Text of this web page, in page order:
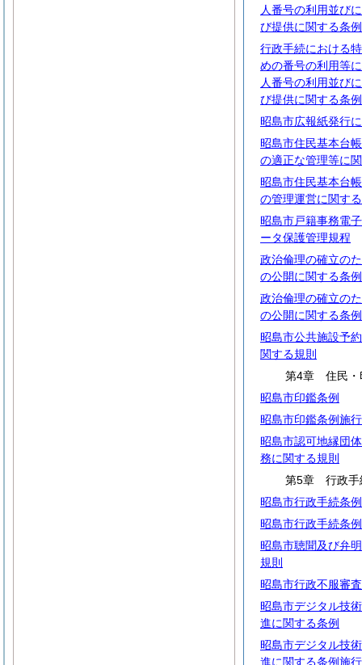
人番号の利用並び
び提供に関する条例
行政手続における
めの番号の利用等
人番号の利用並び
び提供に関する条
昭島市広報紙発行
昭島市住民基本台
の適正な管理等に
昭島市住民基本台
の管理運営に関す
昭島市戸籍事務電
ータ保護管理規程
政治倫理の確立の
の公開に関する条例
政治倫理の確立の
の公開に関する条
昭島市公共施設予
関する規則
第4章 住民・
昭島市印鑑条例
昭島市印鑑条例施
昭島市認可地縁団
務に関する規則
第5章 行政手
昭島市行政手続条例
昭島市行政手続条
昭島市聴聞及び弁
規則
昭島市行政不服審
昭島市デジタル技
進に関する条例
昭島市デジタル技
進に関する条例施